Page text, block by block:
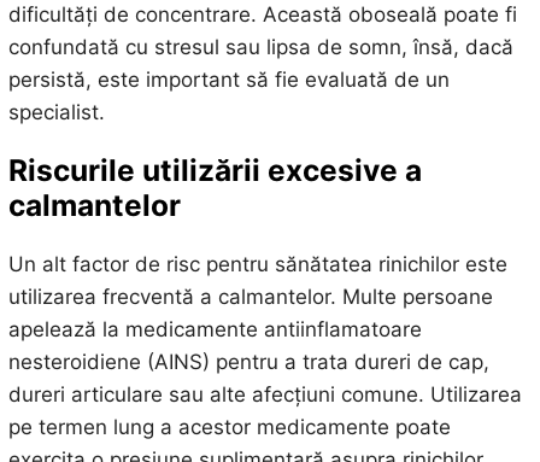
dificultăți de concentrare. Această oboseală poate fi
confundată cu stresul sau lipsa de somn, însă, dacă
persistă, este important să fie evaluată de un
specialist.
Riscurile utilizării excesive a
calmantelor
Un alt factor de risc pentru sănătatea rinichilor este
utilizarea frecventă a calmantelor. Multe persoane
apelează la medicamente antiinflamatoare
nesteroidiene (AINS) pentru a trata dureri de cap,
dureri articulare sau alte afecțiuni comune. Utilizarea
pe termen lung a acestor medicamente poate